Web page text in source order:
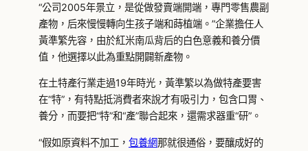
“公司2005年景立，是從做發賣端開端，專門零售農副
產物，后來慢慢轉向生孩子端和蒔植端。”企業擔任人
黃準繁先容，由於紅米南瓜背后的白色意義和養分價
值，他選擇以此為重點開闢新產物。
在土特產行業走過19年時光，黃準繁以為做特產要害
在“特”，有特點抵消費者來說才有吸引力，包含口胃、
養分，而要把“特”和“產”聯合起來，還需求器重“研”。
“假如原資料不加工， 包養網那就很通俗，要釀成好的